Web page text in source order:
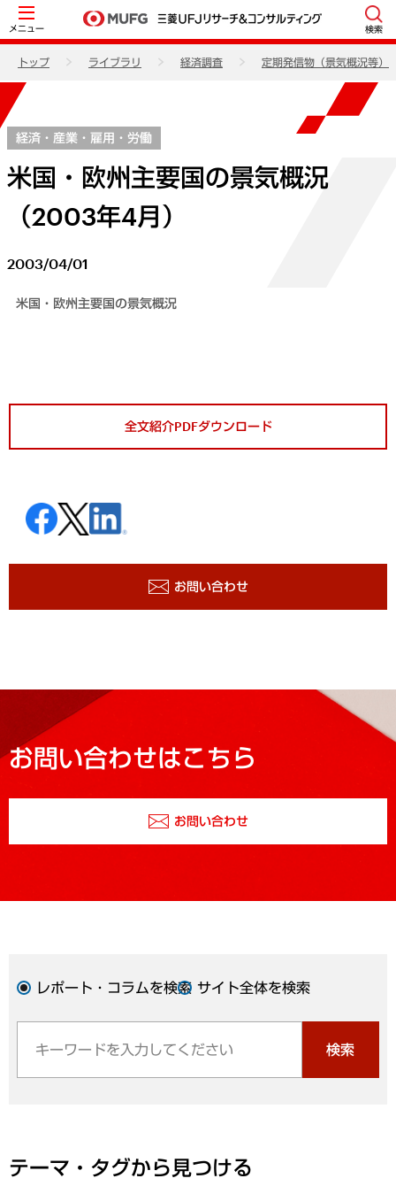
メニュー 検索
トップ ライブラリ 経済調査 定期発信物（景気概況等）
経済・産業・雇用・労働
米国・欧州主要国の景気概況
（2003年4月）
2003/04/01
米国・欧州主要国の景気概況
全文紹介PDFダウンロード
お問い合わせ
お問い合わせはこちら
お問い合わせ
レポート・コラムを検索 サイト全体を検索
検索
テーマ・タグから見つける